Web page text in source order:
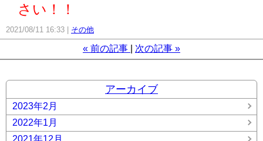
さい！！
2021/08/11 16:33 その他
« 前の記事 次の記事 »
アーカイブ
2023年2月
2022年1月
2021年12月